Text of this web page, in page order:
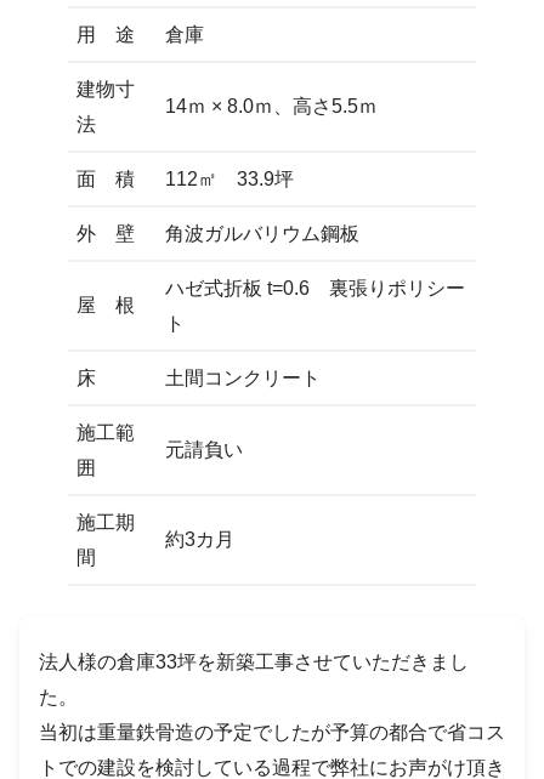
用 途 倉庫
建物寸
法
14ｍ × 8.0ｍ、高さ5.5ｍ
面 積 112㎡ 33.9坪
外 壁 角波ガルバリウム鋼板
屋 根
ハゼ式折板 t=0.6 裏張りポリシー
ト
床 土間コンクリート
施工範
囲
元請負い
施工期
間
約3カ月
法人様の倉庫33坪を新築工事させていただきまし
た。
当初は重量鉄骨造の予定でしたが予算の都合で省コス
トでの建設を検討している過程で弊社にお声がけ頂き